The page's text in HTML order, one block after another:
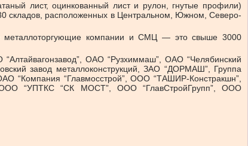
лист, оцинкованный лист и рулон, гнутые профили)
складов, расположенных в Центральном, Южном, Северо-
металлоторгующие компании и СМЦ — это свыше 3000
ОАО “Рузхиммаш”, ОАО “Челябинский
завод металлоконструкций, ЗАО “ДОРМАШ”, Группа
“Компания “Главмосстрой”, ООО “ТАШИР-Констракшн”,
ООО “УПТКС “СК МОСТ”, ООО “ГлавСтройГрупп”, ООО